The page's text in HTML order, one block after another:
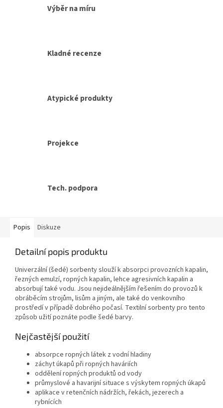
Výběr na míru
Kladné recenze
Atypické produkty
Projekce
Tech. podpora
Popis Diskuze
Detailní popis produktu
Univerzální (šedé) sorbenty slouží k absorpci provozních kapalin,
řezných emulzí, ropných kapalin, lehce agresivních kapalin a
absorbují také vodu. Jsou nejideálnějším řešením do provozů k
obráběcím strojům, lisům a jiným, ale také do venkovního
prostředí v případě dobrého počasí. Textilní sorbenty pro tento
způsob užití poznáte podle šedé barvy.
Nejčastější použití
absorpce ropných látek z vodní hladiny
záchyt úkapů při ropných haváriích
oddělení ropných produktů od vody
průmyslové a havarijní situace s výskytem ropných úkapů
aplikace v retenčních nádržích, řekách, jezerech a
rybnících